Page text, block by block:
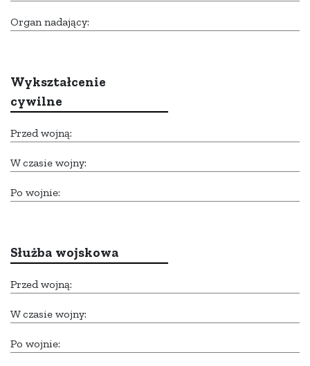
Organ nadający:
Wykształcenie
cywilne
Przed wojną:
W czasie wojny:
Po wojnie:
Służba wojskowa
Przed wojną:
W czasie wojny:
Po wojnie: